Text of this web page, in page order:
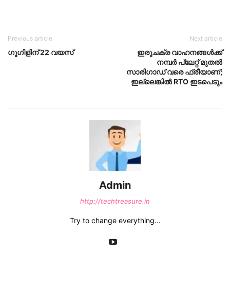
Previous article
ഗൂഗിളിന് 22 വയസ്
Next article
ഇരുചക്ര വാഹനങ്ങള്‍ക്ക്
നമ്പര്‍ പ്ലേറ്റ് മുതല്‍
സാരിഗാഡ് വരെ ഫ്രീയാണ്;
ഇല്ലെങ്കിൽ RTO ഇടപെടും
Admin
http://techtreasure.in
Try to change everything...